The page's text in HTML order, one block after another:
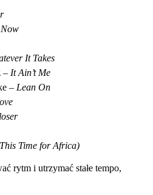
Now
It Takes
– It Ain’t Me
– Lean On
Time for Africa)
rytm i utrzymać stałe tempo,